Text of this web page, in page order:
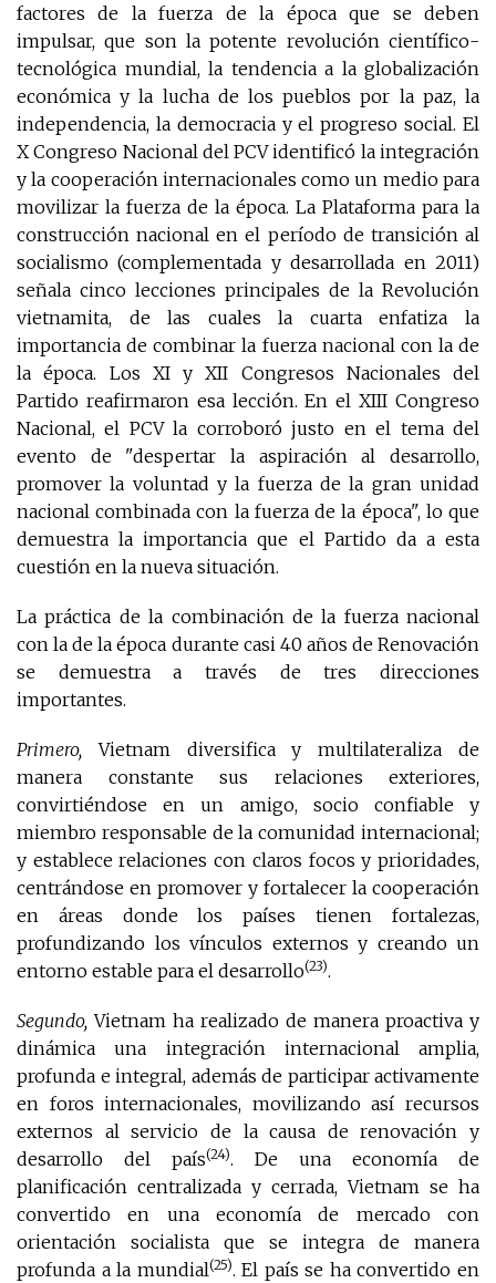
factores de la fuerza de la época que se deben
impulsar, que son la potente revolución científico-
tecnológica mundial, la tendencia a la globalización
económica y la lucha de los pueblos por la paz, la
independencia, la democracia y el progreso social. El
X Congreso Nacional del PCV identificó la integración
y la cooperación internacionales como un medio para
movilizar la fuerza de la época. La Plataforma para la
construcción nacional en el período de transición al
socialismo (complementada y desarrollada en 2011)
señala cinco lecciones principales de la Revolución
vietnamita, de las cuales la cuarta enfatiza la
importancia de combinar la fuerza nacional con la de
la época. Los XI y XII Congresos Nacionales del
Partido reafirmaron esa lección. En el XIII Congreso
Nacional, el PCV la corroboró justo en el tema del
evento de "despertar la aspiración al desarrollo,
promover la voluntad y la fuerza de la gran unidad
nacional combinada con la fuerza de la época", lo que
demuestra la importancia que el Partido da a esta
cuestión en la nueva situación.
La práctica de la combinación de la fuerza nacional
con la de la época durante casi 40 años de Renovación
se demuestra a través de tres direcciones
importantes.
Primero,
Vietnam diversifica y multilateraliza de
manera constante sus relaciones exteriores,
convirtiéndose en un amigo, socio confiable y
miembro responsable de la comunidad internacional;
y establece relaciones con claros focos y prioridades,
centrándose en promover y fortalecer la cooperación
en áreas donde los países tienen fortalezas,
profundizando los vínculos externos y creando un
entorno estable para el desarrollo(23).
Segundo, Vietnam ha realizado de manera proactiva y
dinámica una integración internacional amplia,
profunda e integral, además de participar activamente
en foros internacionales, movilizando así recursos
externos al servicio de la causa de renovación y
desarrollo del país(24). De una economía de
planificación centralizada y cerrada, Vietnam se ha
convertido en una economía de mercado con
orientación socialista que se integra de manera
profunda a la mundial(25). El país se ha convertido en